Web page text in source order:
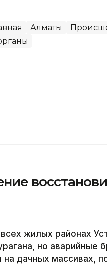
Алматы
жилых районах
но аварийные
на дачных массивах,